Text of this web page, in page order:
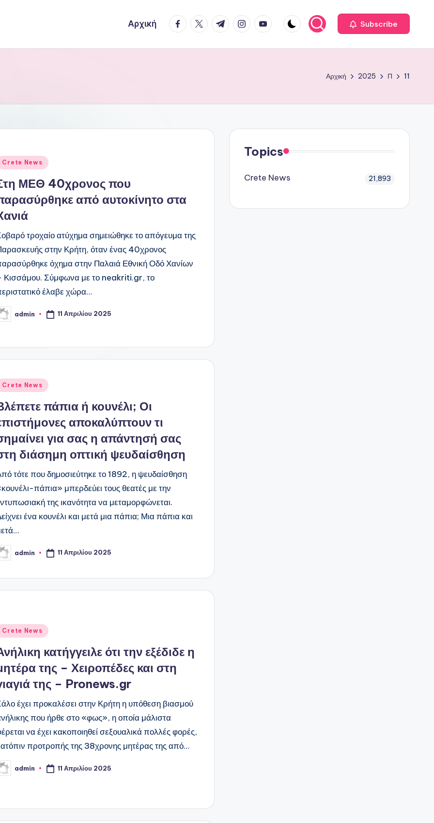
Αρχική facebook.com
twitter.com
t.me instagram.com
youtube.com Subscribe
Αρχική 2025 Π 11
Crete News
ΜΕΘ 40χρονος που
από αυτοκίνητο στα
τροχαίο ατύχημα σημειώθηκε το απόγευμα της
στην Κρήτη, όταν ένας 40χρονος
όχημα στην Παλαιά Εθνική Οδό Χανίων
Κισσάμου. Σύμφωνα με το neakriti.gr, το
έλαβε χώρα…
admin 11 Απριλίου 2025
Crete News
πάπια ή κουνέλι; Οι
αποκαλύπτουν τι
για σας η απάντησή σας
διάσημη οπτική ψευδαίσθηση
τότε που δημοσιεύτηκε το 1892, η ψευδαίσθηση
πάπια» μπερδεύει τους θεατές με την
της ικανότητα να μεταμορφώνεται.
ένα κουνέλι και μετά μια πάπια; Μια πάπια και
admin 11 Απριλίου 2025
Crete News
κατήγγειλε ότι την εξέδιδε η
της – Χειροπέδες και στη
της – Pronews.gr
έχει προκαλέσει στην Κρήτη η υπόθεση βιασμού
που ήρθε στο «φως», η οποία μάλιστα
να έχει κακοποιηθεί σεξουαλικά πολλές φορές,
προτροπής της 38χρονης μητέρας της από…
admin 11 Απριλίου 2025
Topics
Crete News 21,893